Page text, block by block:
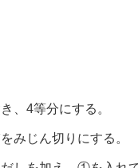
、4等分にする。
みじん切りにする。